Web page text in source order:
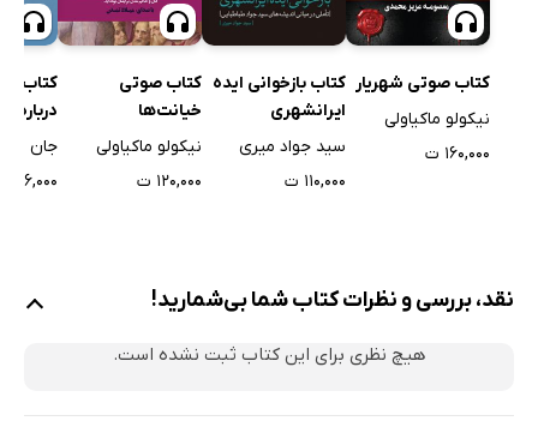
کتاب صوتی شهریار
نیکولو ماکیاولی
۱۶۰,۰۰۰ ت
کتاب بازخوانی ایده
ایرانشهری
سید جواد میری
۱۱۰,۰۰۰ ت
کتاب صوتی
خیانت‌ها
نیکولو ماکیاولی
۱۲۰,۰۰۰ ت
کتاب
درباره
جان لاک
۲۲۶,۰۰۰ ت
نقد، بررسی و نظرات کتاب شما بی‌شمارید!
هیچ نظری برای این کتاب ثبت نشده است.